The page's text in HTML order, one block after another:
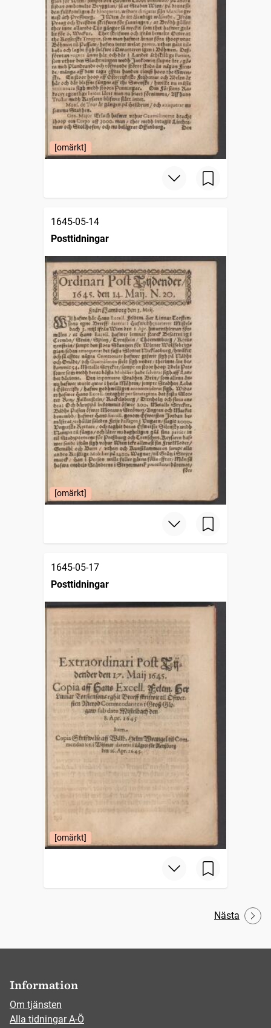
[omärkt]
1645-05-14
Posttidningar
[omärkt]
1645-05-17
Posttidningar
[omärkt]
Nästa
Information
Om tjänsten
Alla tidningar A-Ö